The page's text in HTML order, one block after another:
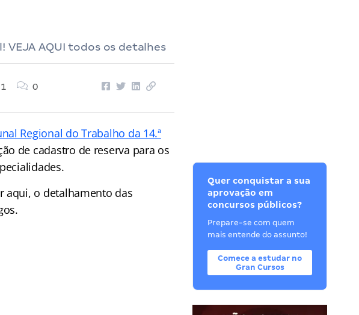
AQUI todos os detalhes
1 0
Regional do Trabalho da 14.ª
de cadastro de reserva para os
aqui, o detalhamento das
Quer conquistar a sua
aprovação em
concursos públicos?
Prepare-se com quem
mais entende do assunto!
Comece a estudar no
Gran Cursos